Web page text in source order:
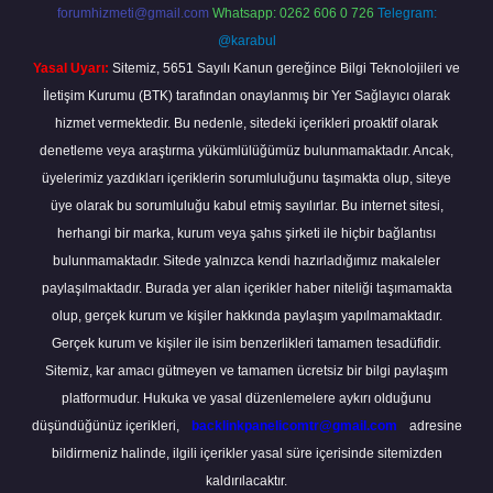
forumhizmeti@gmail.com Whatsapp: 0262 606 0 726 Telegram:
@karabul
Yasal Uyarı: Sitemiz, 5651 Sayılı Kanun gereğince Bilgi Teknolojileri ve
İletişim Kurumu (BTK) tarafından onaylanmış bir Yer Sağlayıcı olarak
hizmet vermektedir. Bu nedenle, sitedeki içerikleri proaktif olarak
denetleme veya araştırma yükümlülüğümüz bulunmamaktadır. Ancak,
üyelerimiz yazdıkları içeriklerin sorumluluğunu taşımakta olup, siteye
üye olarak bu sorumluluğu kabul etmiş sayılırlar. Bu internet sitesi,
herhangi bir marka, kurum veya şahıs şirketi ile hiçbir bağlantısı
bulunmamaktadır. Sitede yalnızca kendi hazırladığımız makaleler
paylaşılmaktadır. Burada yer alan içerikler haber niteliği taşımamakta
olup, gerçek kurum ve kişiler hakkında paylaşım yapılmamaktadır.
Gerçek kurum ve kişiler ile isim benzerlikleri tamamen tesadüfidir.
Sitemiz, kar amacı gütmeyen ve tamamen ücretsiz bir bilgi paylaşım
platformudur. Hukuka ve yasal düzenlemelere aykırı olduğunu
düşündüğünüz içerikleri,
backlinkpanelicomtr@gmail.com
adresine
bildirmeniz halinde, ilgili içerikler yasal süre içerisinde sitemizden
kaldırılacaktır.